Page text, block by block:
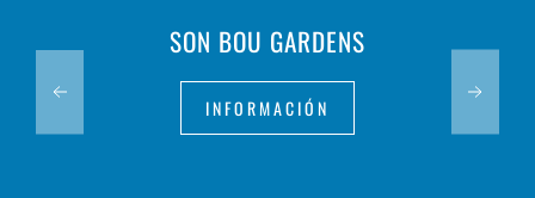
SON BOU GARDENS
INFORMACIÓN